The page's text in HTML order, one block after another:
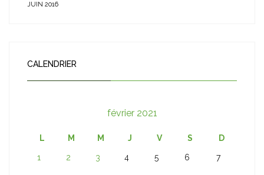
JUIN 2016
CALENDRIER
février 2021
L M M J V S D
1 2 3 4 5 6 7